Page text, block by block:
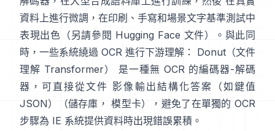
資料上進行微調，在印刷、手寫和場景文字基準測試中
表現出色（另請參閱 Hugging Face 文件）。與此同
時，一些系統繞過 OCR 進行下游理解：
Donut（文件
理解 Transformer）
是一種無 OCR 的編碼器-解碼
器，可直接從文件 影像輸出結構化答案（如鍵值
JSON）（儲存庫 ， 模型卡），避免了在單獨的 OCR
步驟為 IE 系統提供資料時出現錯誤累積。